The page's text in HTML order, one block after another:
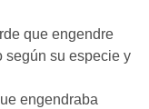
que engendre
según su especie y
engendraba